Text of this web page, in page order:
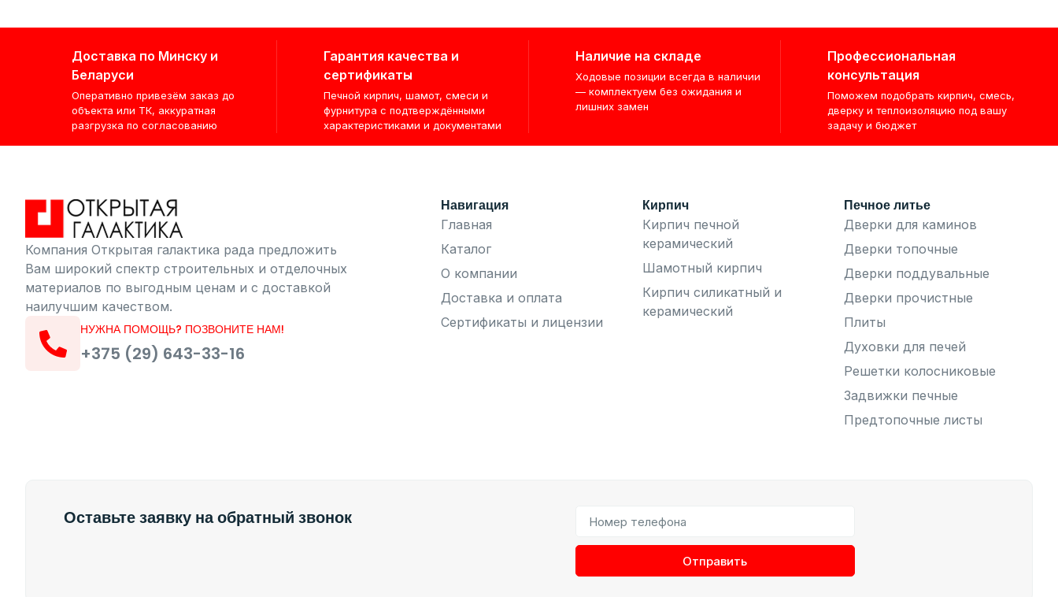
Доставка по Минску и
Беларуси
Оперативно привезём заказ до
объекта или ТК, аккуратная
разгрузка по согласованию
Гарантия качества и
сертификаты
Печной кирпич, шамот, смеси и
фурнитура с подтверждёнными
характеристиками и документами
Наличие на складе
Ходовые позиции всегда в наличии
— комплектуем без ожидания и
лишних замен
Профессиональная
консультация
Поможем подобрать кирпич, смесь,
дверку и теплоизоляцию под вашу
задачу и бюджет
Компания Открытая галактика рада предложить
Вам широкий спектр строительных и отделочных
материалов по выгодным ценам и с доставкой
наилучшим качеством.
НУЖНА ПОМОЩЬ? ПОЗВОНИТЕ НАМ!
+375 (29) 643-33-16
Навигация
Главная
Каталог
О компании
Доставка и оплата
Сертификаты и лицензии
Кирпич
Кирпич печной
керамический
Шамотный кирпич
Кирпич силикатный и
керамический
Печное литье
Дверки для каминов
Дверки топочные
Дверки поддувальные
Дверки прочистные
Плиты
Духовки для печей
Решетки колосниковые
Задвижки печные
Предтопочные листы
Оставьте заявку на обратный звонок
Отправить